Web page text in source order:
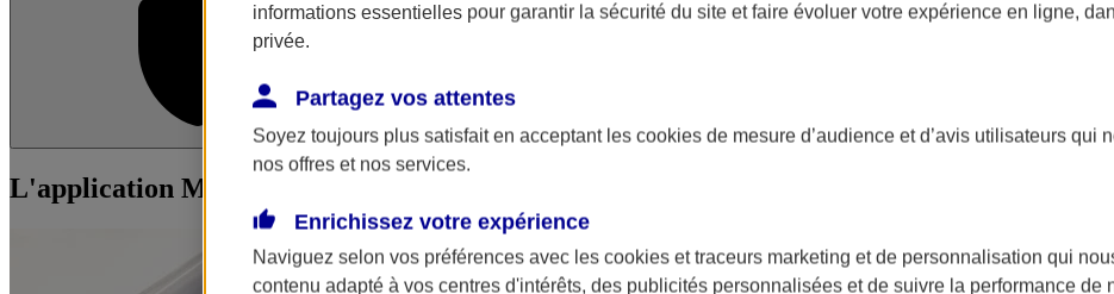
L'application Mon AXA Assurance L'application
L'application Mon AXA Assurance, tous vos contrats en poche !
informations essentielles pour garantir la sécurité du site et faire évoluer votre expérience en ligne,
privée.
Partagez vos attentes
Soyez toujours plus satisfait en acceptant les cookies de mesure d’audience et d’avis utilisateurs qui
nos offres et nos services.
Enrichissez votre expérience
Naviguez selon vos préférences avec les cookies et traceurs marketing et de personnalisation qui
contenu adapté à vos centres d'intérêts, des publicités personnalisées et de suivre la performance de